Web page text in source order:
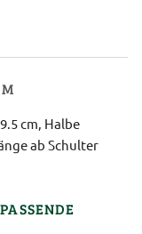
cm, Halbe
ab Schulter